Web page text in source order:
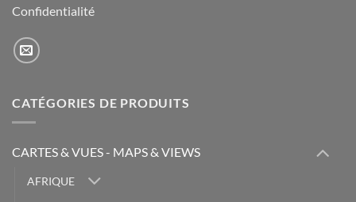
Confidentialité
CATÉGORIES DE PRODUITS
CARTES & VUES - MAPS & VIEWS
AFRIQUE